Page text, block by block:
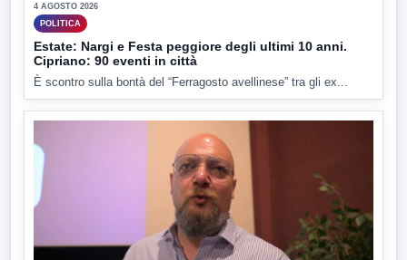
4 AGOSTO 2026
POLITICA
Estate: Nargi e Festa peggiore degli ultimi 10 anni.
Cipriano: 90 eventi in città
È scontro sulla bontà del “Ferragosto avellinese” tra gli ex...